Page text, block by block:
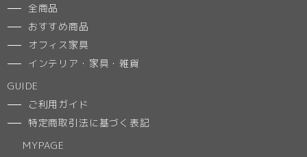
全商品
おすすめ商品
オフィス家具
インテリア・家具・雑貨
GUIDE
ご利用ガイド
特定商取引法に基づく表記
MYPAGE